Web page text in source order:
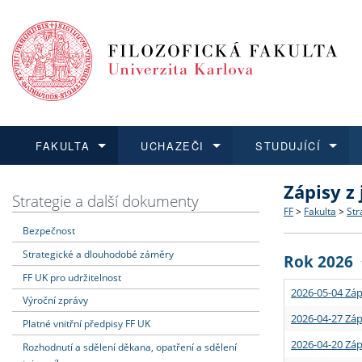
FAKULTA
Dozvědět se více
Struktura
Strategie
Podpora
UCHAZEČI
Podat přihlášku
Co
Učitelské
STUDUJÍCÍ
Dozvědět se více
Rigorózní
Dozvědět se více
O vědě a
Granty a
Dozvědět se více
Aktuální
Strategie a další dokumenty
Bezpečnost
Strategické a dlouhodobé záměry
FF UK pro udržitelnost
Výroční zprávy
Platné vnitřní předpisy FF UK
Rozhodnutí a sdělení děkana, opatření a sdělení
Zápisy
FF > Fakulta >
Rok 2026
2026-05-04
2026-04-27
2026-04-20